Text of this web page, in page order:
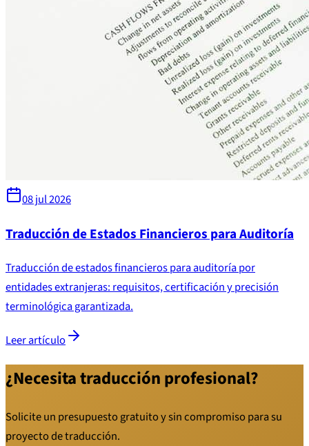
08 jul 2026
Traducción de Estados Financieros para Auditoría
Traducción de estados financieros para auditoría por
entidades extranjeras: requisitos, certificación y precisión
terminológica garantizada.
Leer artículo
¿Necesita traducción profesional?
Solicite un presupuesto gratuito y sin compromiso para su
proyecto de traducción.